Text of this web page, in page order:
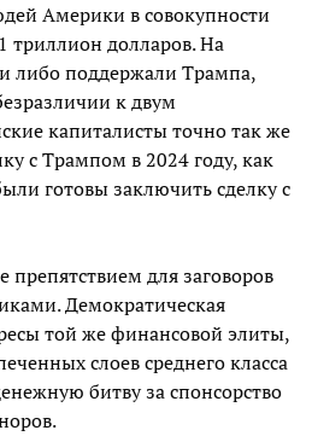
Америки в совокупности
триллион долларов. На
либо поддержали Трампа,
к двум
капиталисты точно так же
с Трампом в 2024 году, как
готовы заключить сделку с
для заговоров
Демократическая
той же финансовой элиты,
слоев среднего класса
битву за спонсорство